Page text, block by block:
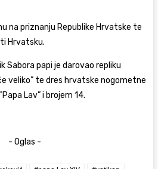
na priznanju Republike Hrvatske te
Hrvatsku.
Sabora papi je darovao repliku
veliko” te dres hrvatske nogometne
Lav” i brojem 14.
- Oglas -